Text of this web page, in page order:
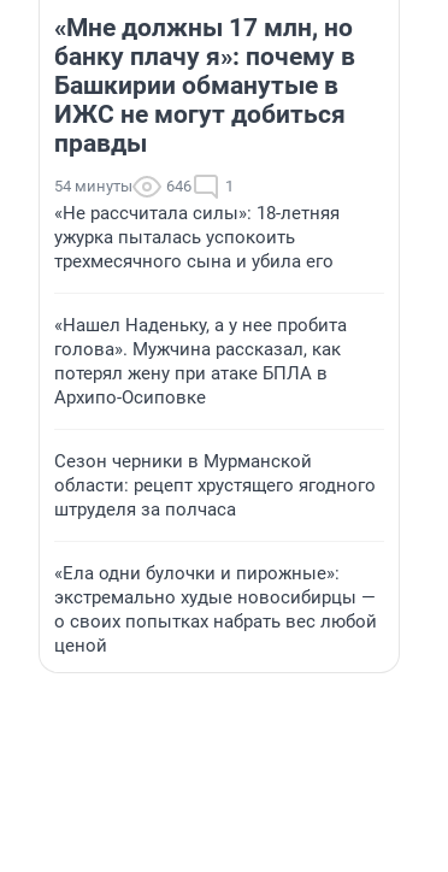
«Мне должны 17 млн, но
банку плачу я»: почему в
Башкирии обманутые в
ИЖС не могут добиться
правды
54 минуты 646 1
«Не рассчитала силы»: 18-летняя
ужурка пыталась успокоить
трехмесячного сына и убила его
«Нашел Наденьку, а у нее пробита
голова». Мужчина рассказал, как
потерял жену при атаке БПЛА в
Архипо-Осиповке
Сезон черники в Мурманской
области: рецепт хрустящего ягодного
штруделя за полчаса
«Ела одни булочки и пирожные»:
экстремально худые новосибирцы —
о своих попытках набрать вес любой
ценой